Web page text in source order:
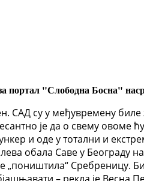
"Слободна Босна"
су у међувремену биле
је да о свему овоме
и оде у тотални и
обала Саве у Београду
Сребреницу.